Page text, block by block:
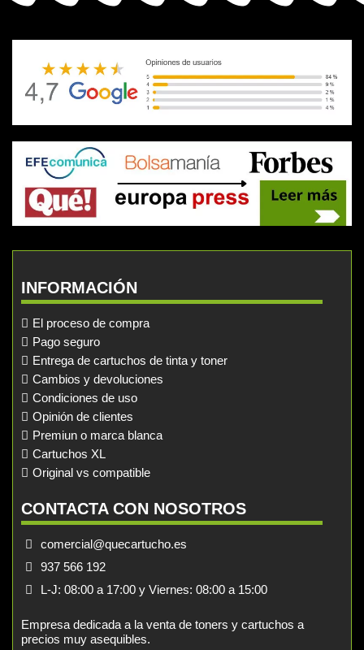
INFORMACIÓN
El proceso de compra
Pago seguro
Entrega de cartuchos de tinta y toner
Cambios y devoluciones
Condiciones de uso
Opinión de clientes
Premiun o marca blanca
Cartuchos XL
Original vs compatible
CONTACTA CON NOSOTROS
comercial@quecartucho.es
937 566 192
L-J: 08:00 a 17:00 y Viernes: 08:00 a 15:00
Empresa dedicada a la venta de toners y cartuchos a
precios muy asequibles.